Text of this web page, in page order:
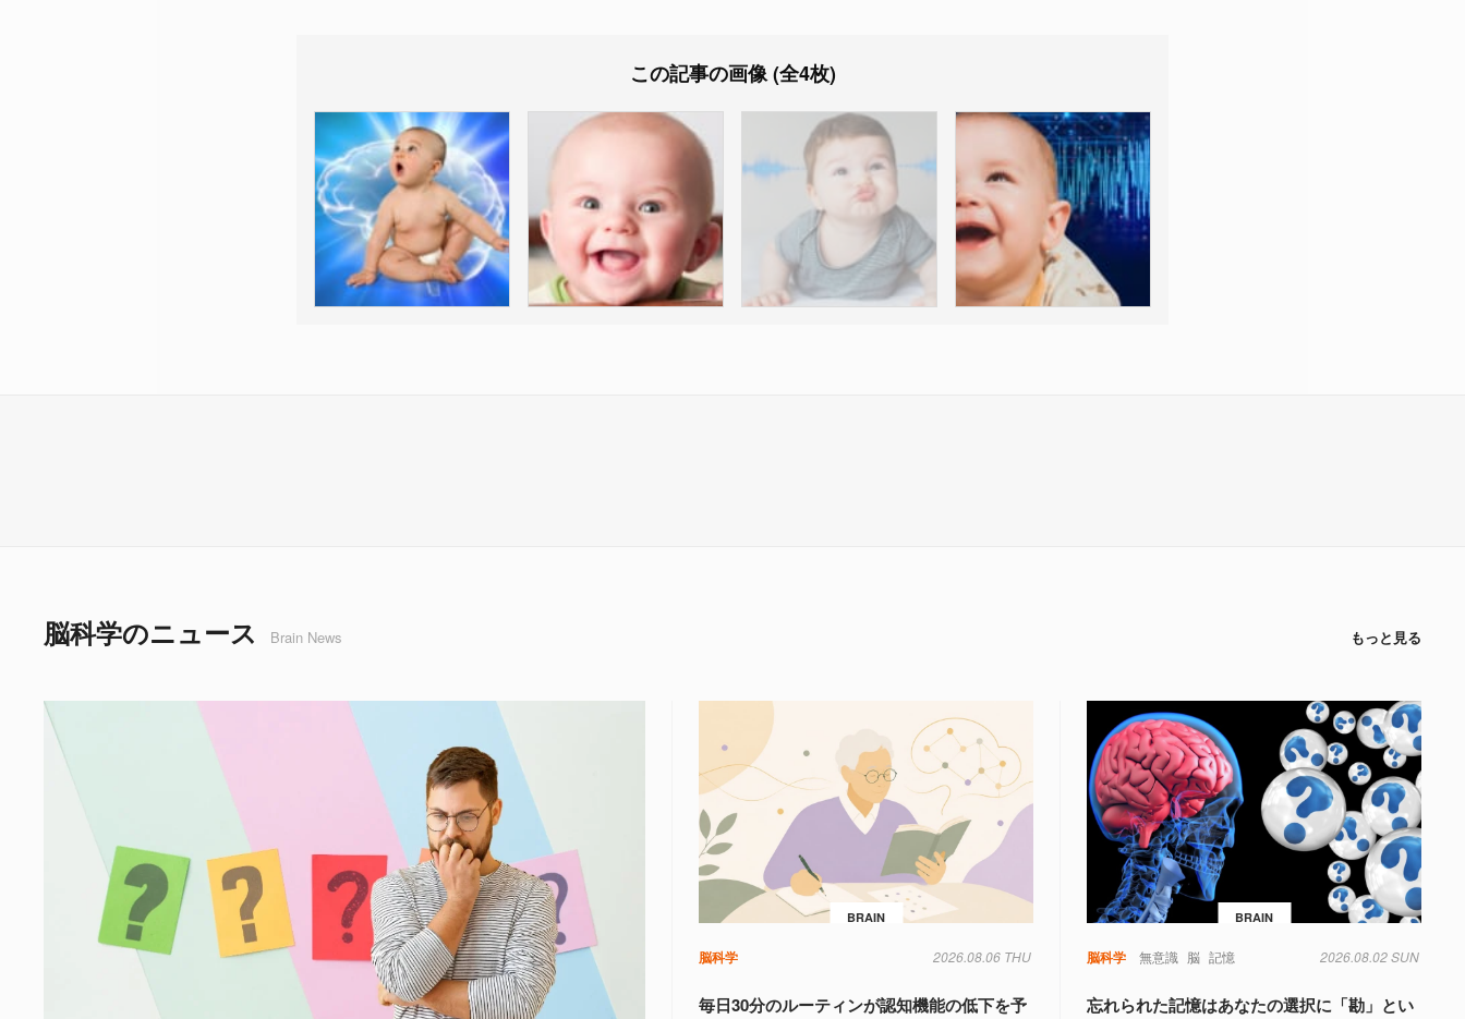
この記事の画像 (全4枚)
脳科学のニュース Brain News もっと見る
BRAIN
脳科学 2026.08.06 THU
毎日30分のルーティンが認知機能の低下を予
BRAIN
脳科学 無意識 脳 記憶 2026.08.02 SUN
忘れられた記憶はあなたの選択に「勘」とい